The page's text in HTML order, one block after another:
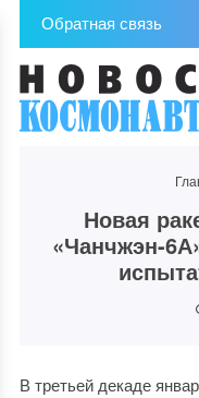
Обратная связь
Новая
«Чанчжэн-
В третьей декаде